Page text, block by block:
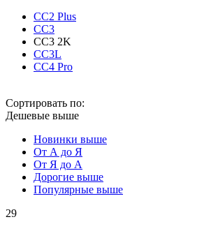
CC2 Plus
CC3
CC3 2K
CC3L
CC4 Pro
Сортировать по:
Дешевые выше
Новинки выше
От А до Я
От Я до А
Дорогие выше
Популярные выше
29